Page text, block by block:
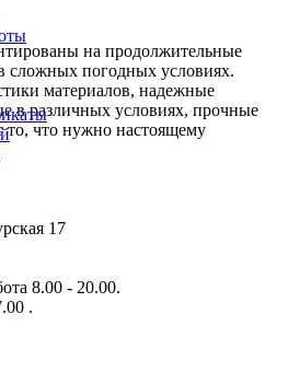
на продолжительные
сложных погодных условиях.
материалов, надежные
в различных условиях, прочные
что нужно настоящему
17
8.00 - 20.00.
.